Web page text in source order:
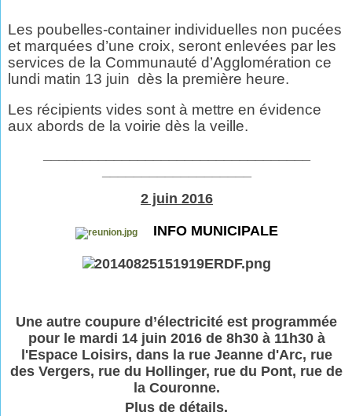
Les poubelles-container individuelles non pucées
et marquées d’une croix, seront enlevées par les
services de la Communauté d’Agglomération ce
lundi matin 13 juin dès la première heure.
Les récipients vides sont à mettre en évidence
aux abords de la voirie dès la veille.
2 juin 2016
INFO MUNICIPALE
Une autre coupure d’électricité est programmée
pour le mardi 14 juin 2016 de 8h30 à 11h30 à
l'Espace Loisirs, dans la rue Jeanne d'Arc, rue
des Vergers, rue du Hollinger, rue du Pont, rue de
la Couronne.
Plus de détails.